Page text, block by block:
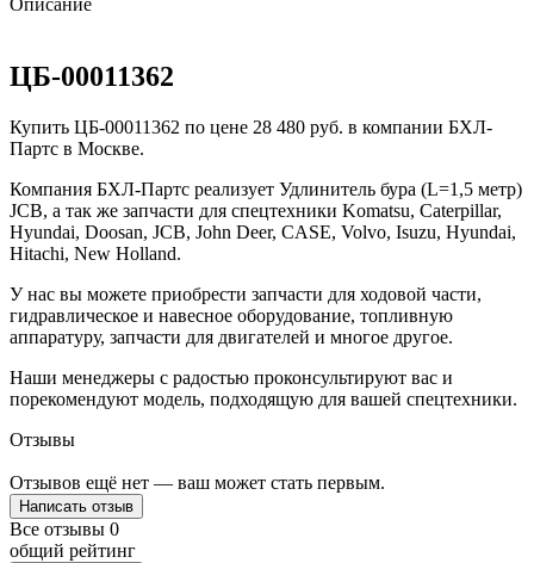
ЦБ-00011362
Купить ЦБ-00011362 по цене 28 480 руб. в компании БХЛ-
Партс в Москве.
Компания БХЛ-Партс реализует Удлинитель бура (L=1,5 метр)
JCB, а так же запчасти для спецтехники Komatsu, Caterpillar,
Hyundai, Doosan, JCB, John Deer, CASE, Volvo, Isuzu, Hyundai,
Hitachi, New Holland.
У нас вы можете приобрести запчасти для ходовой части,
гидравлическое и навесное оборудование, топливную
аппаратуру, запчасти для двигателей и многое другое.
Наши менеджеры с радостью проконсультируют вас и
порекомендуют модель, подходящую для вашей спецтехники.
Отзывы
Отзывов ещё нет — ваш может стать первым.
Написать отзыв
Все отзывы 0
общий рейтинг